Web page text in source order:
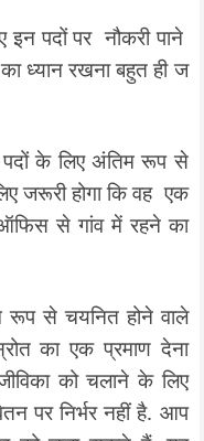
इन पदों पर नौकरी पाने
ध्यान रखना बहुत ही ज
पदों के लिए अंतिम रूप से
जरूरी होगा कि वह एक
से गांव में रहने का
रूप से चयनित होने वाले
का एक प्रमाण देना
को चलाने के लिए
पर निर्भर नहीं है. आप